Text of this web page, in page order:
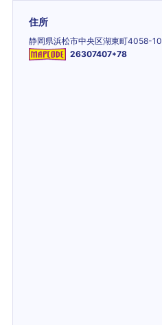
住所
静岡県浜松市中央区湖東町4058-10
26307407*78